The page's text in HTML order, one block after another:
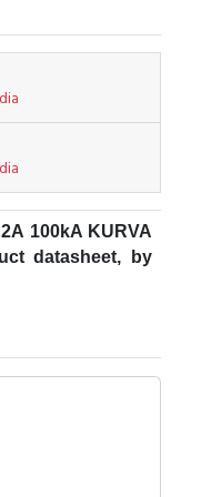
100kA KURVA
datasheet, by
KURVA C
ELECTRIC
Electric